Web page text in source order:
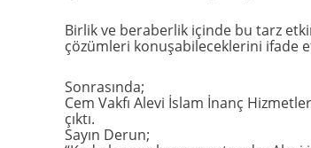
Birlik ve beraberlik içinde bu tarz
çözümleri konuşabileceklerini ifade
Sonrasında;
Cem Vakfı Alevi İslam İnanç
çıktı.
Sayın Derun;